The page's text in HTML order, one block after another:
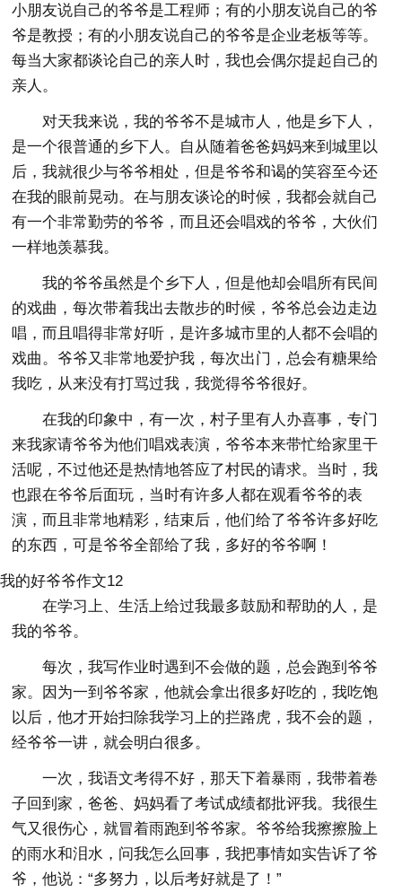
小朋友说自己的爷爷是工程师；有的小朋友说自己的爷
爷是教授；有的小朋友说自己的爷爷是企业老板等等。
每当大家都谈论自己的亲人时，我也会偶尔提起自己的
亲人。
对天我来说，我的爷爷不是城市人，他是乡下人，
是一个很普通的乡下人。自从随着爸爸妈妈来到城里以
后，我就很少与爷爷相处，但是爷爷和谒的笑容至今还
在我的眼前晃动。在与朋友谈论的时候，我都会就自己
有一个非常勤劳的爷爷，而且还会唱戏的爷爷，大伙们
一样地羡慕我。
我的爷爷虽然是个乡下人，但是他却会唱所有民间
的戏曲，每次带着我出去散步的时候，爷爷总会边走边
唱，而且唱得非常好听，是许多城市里的人都不会唱的
戏曲。爷爷又非常地爱护我，每次出门，总会有糖果给
我吃，从来没有打骂过我，我觉得爷爷很好。
在我的印象中，有一次，村子里有人办喜事，专门
来我家请爷爷为他们唱戏表演，爷爷本来带忙给家里干
活呢，不过他还是热情地答应了村民的请求。当时，我
也跟在爷爷后面玩，当时有许多人都在观看爷爷的表
演，而且非常地精彩，结束后，他们给了爷爷许多好吃
的东西，可是爷爷全部给了我，多好的爷爷啊！
我的好爷爷作文12
在学习上、生活上给过我最多鼓励和帮助的人，是
我的爷爷。
每次，我写作业时遇到不会做的题，总会跑到爷爷
家。因为一到爷爷家，他就会拿出很多好吃的，我吃饱
以后，他才开始扫除我学习上的拦路虎，我不会的题，
经爷爷一讲，就会明白很多。
一次，我语文考得不好，那天下着暴雨，我带着卷
子回到家，爸爸、妈妈看了考试成绩都批评我。我很生
气又很伤心，就冒着雨跑到爷爷家。爷爷给我擦擦脸上
的雨水和泪水，问我怎么回事，我把事情如实告诉了爷
爷，他说：“多努力，以后考好就是了！”